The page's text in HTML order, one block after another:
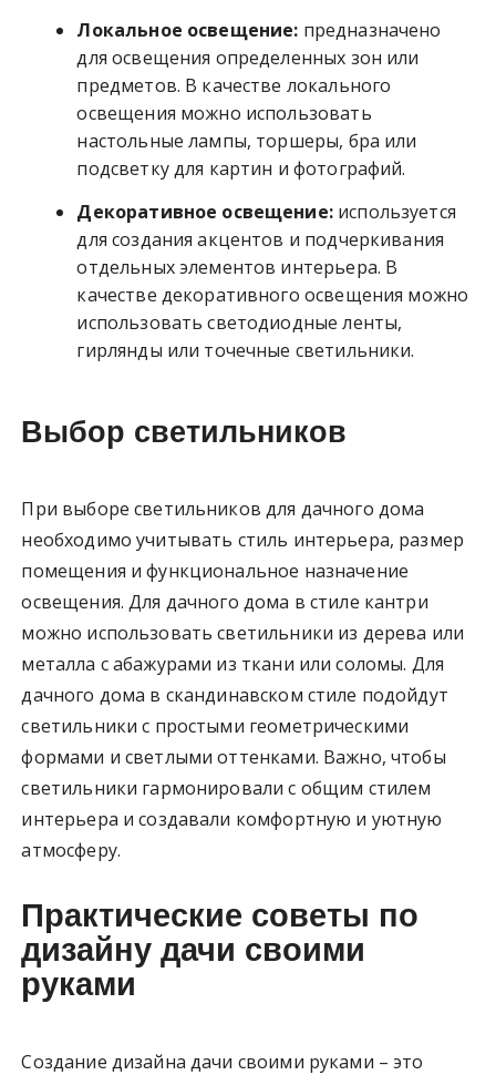
Локальное освещение: предназначено
для освещения определенных зон или
предметов. В качестве локального
освещения можно использовать
настольные лампы, торшеры, бра или
подсветку для картин и фотографий.
Декоративное освещение:используется
для создания акцентов и подчеркивания
отдельных элементов интерьера. В
качестве декоративного освещения можно
использовать светодиодные ленты,
гирлянды или точечные светильники.
Выбор светильников
При выборе светильников для дачного дома
необходимо учитывать стиль интерьера, размер
помещения и функциональное назначение
освещения. Для дачного дома в стиле кантри
можно использовать светильники из дерева или
металла с абажурами из ткани или соломы. Для
дачного дома в скандинавском стиле подойдут
светильники с простыми геометрическими
формами и светлыми оттенками. Важно, чтобы
светильники гармонировали с общим стилем
интерьера и создавали комфортную и уютную
атмосферу.
Практические советы по
дизайну дачи своими
руками
Создание дизайна дачи своими руками – это